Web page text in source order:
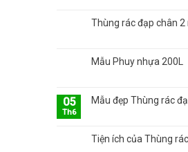
Thùng rác đạp chân 2
Mẫu Phuy nhựa 200L
05
Th6
Mẫu đẹp Thùng rác
Tiện ích của Thùng